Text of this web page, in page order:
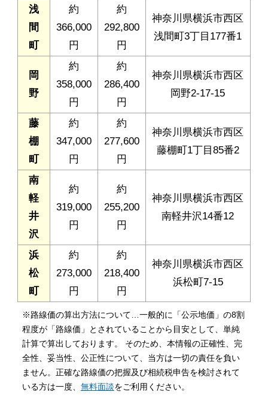
浅
間
町
約
366,000
円
約
292,800
円
神奈川県横浜市西区
浅間町3丁目177番1
岡
野
約
358,000
円
約
286,400
円
神奈川県横浜市西区
岡野2-17-15
藤
棚
町
約
347,000
円
約
277,600
円
神奈川県横浜市西区
藤棚町1丁目85番2
南
軽
井
沢
約
319,000
円
約
255,200
円
神奈川県横浜市西区
南軽井沢14番12
浜
松
町
約
273,000
円
約
218,400
円
神奈川県横浜市西区
浜松町7-15
※路線価の算出方法について…一般的に「公示地価」の8割
程度が「路線価」とされていることから目安として、単純
計算で算出しております。 そのため、本情報の正確性、完
全性、妥当性、公正性について、当方は一切の責任を負い
ません。正確な路線価の把握及び相続税申告を検討されて
いる方は一度、 無料面談をご利用ください。